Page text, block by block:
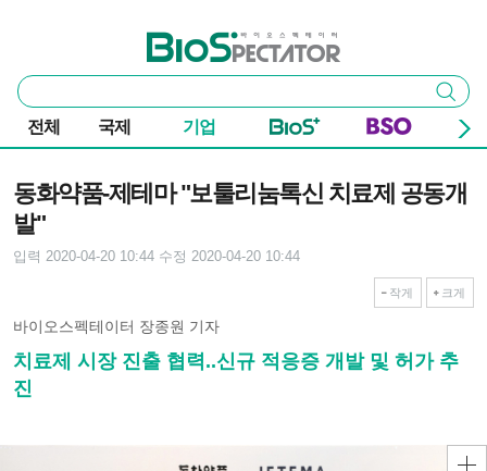
바이오스펙테이터
통
합
검
색
검색
전체 국제 기업
동화약품-제테마 "보툴리눔톡신 치료제 공동개
발"
입력 2020-04-20 10:44 수정 2020-04-20 10:44
작게 크게
바이오스펙테이터 장종원 기자
치료제 시장 진출 협력..신규 적응증 개발 및 허가 추
진